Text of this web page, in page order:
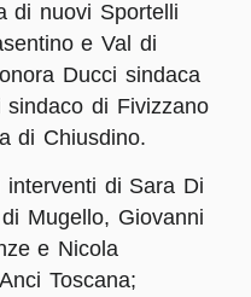
di nuovi Sportelli
e Val di
Ducci sindaca
sindaco di Fivizzano
di Chiusdino.
di Sara Di
Mugello, Giovanni
e Nicola
Toscana;